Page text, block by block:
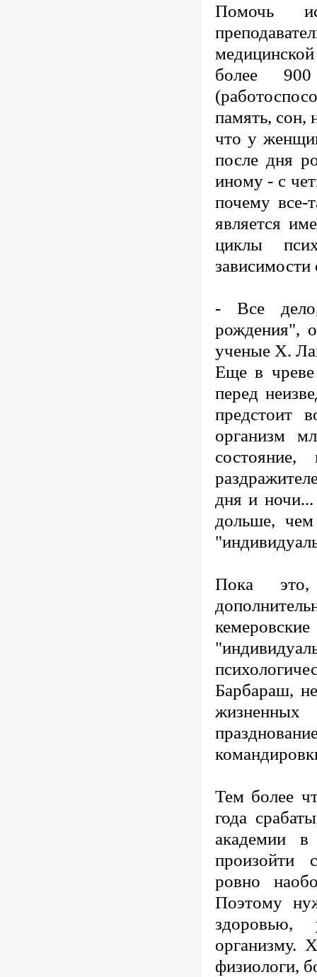
Помочь
более
память, сон,
что у
после дня
иному - с
почему все-
является
циклы
зависимости
- Все
рождения",
ученые Х.
Еще в чреве
перед
предстоит
организм
дня и
дольше,
Пока это,
Барбараш,
Тем более
года
академии
произойти
ровно
Поэтому
здоровью,
организму.
физиологи,